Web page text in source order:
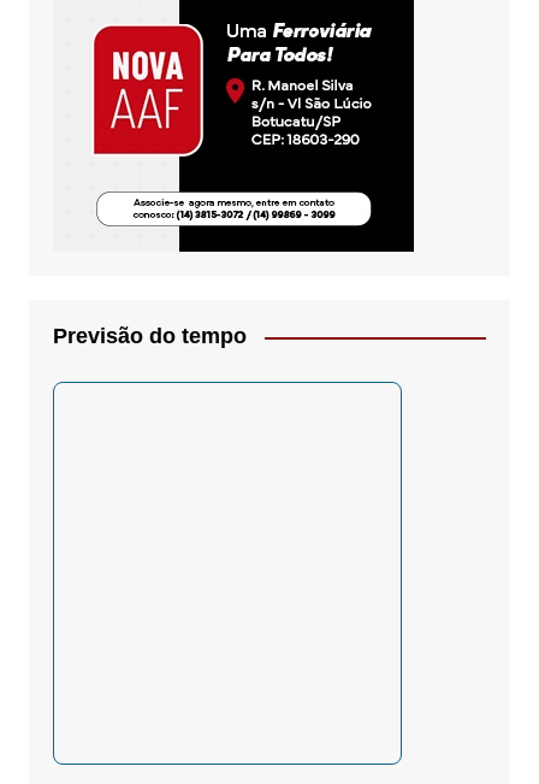
Previsão do tempo